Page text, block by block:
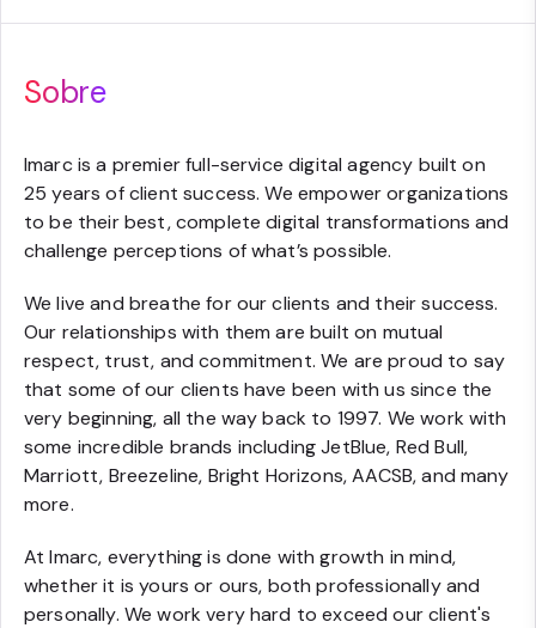
Sobre
Imarc is a premier full-service digital agency built on
25 years of client success. We empower organizations
to be their best, complete digital transformations and
challenge perceptions of what’s possible.
We live and breathe for our clients and their success.
Our relationships with them are built on mutual
respect, trust, and commitment. We are proud to say
that some of our clients have been with us since the
very beginning, all the way back to 1997. We work with
some incredible brands including JetBlue, Red Bull,
Marriott, Breezeline, Bright Horizons, AACSB, and many
more.
At Imarc, everything is done with growth in mind,
whether it is yours or ours, both professionally and
personally. We work very hard to exceed our client's